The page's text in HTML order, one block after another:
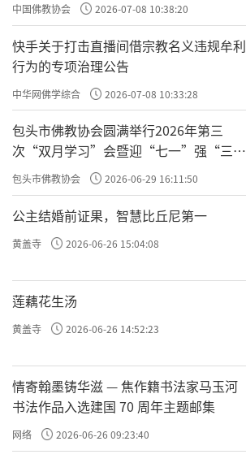
中国佛教协会 2026-07-08 10:38:20
快手关于打击直播间借宗教名义违规牟利
行为的专项治理公告
中华网佛学综合 2026-07-08 10:33:28
包头市佛教协会圆满举行2026年第三
次“双月学习”会暨迎“七一”强“三
爱”主题书画笔会
包头市佛教协会 2026-06-29 16:11:50
公主结婚前证果，智慧比丘尼第一
黄盖寺 2026-06-26 15:04:08
莲藕花生汤
黄盖寺 2026-06-26 14:52:23
情寄翰墨铸华滋 — 焦作籍书法家马玉河
书法作品入选建国 70 周年主题邮集
网络 2026-06-26 09:23:40